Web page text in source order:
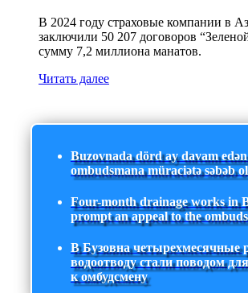
В 2024 году страховые компании в
заключили 50 207 договоров
сумму 7,2 миллиона манатов.
Читать далее
Buzovnada dörd ay davam
ombudsmana müraciətə səbəb
Four-month drainage works in
prompt an appeal to the
В Бузовна четырехмесячные
водоотводу стали поводом
к омбудсмену